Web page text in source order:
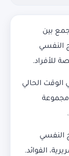
بين
النفسي
للأفراد.
الوقت الحالي
مجموعة
النفسي
الفوائد.